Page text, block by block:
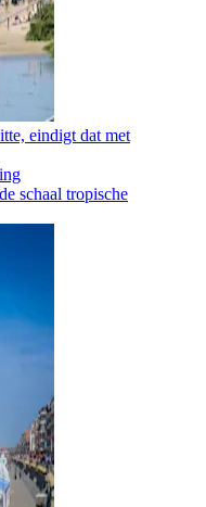
eindigt dat met
schaal tropische